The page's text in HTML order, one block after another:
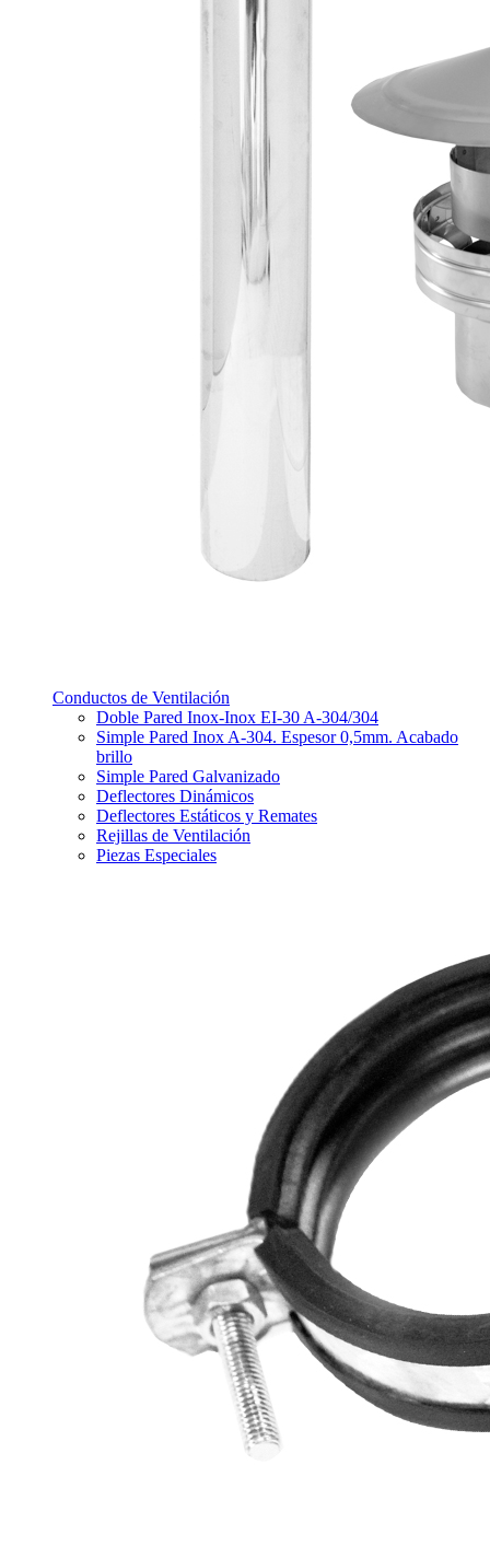
Conductos de Ventilación
Doble Pared Inox-Inox EI-30 A-304/304
Simple Pared Inox A-304. Espesor 0,5mm. Acabado
brillo
Simple Pared Galvanizado
Deflectores Dinámicos
Deflectores Estáticos y Remates
Rejillas de Ventilación
Piezas Especiales